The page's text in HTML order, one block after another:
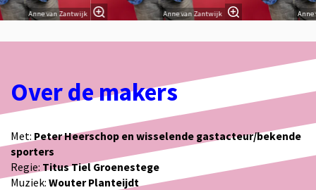
Anne van Zantwijk Anne van Zantwijk Anne
Over de makers
Met: Peter Heerschop en wisselende gastacteur/bekende
sporters
Regie: Titus Tiel Groenestege
Muziek: Wouter Planteijdt